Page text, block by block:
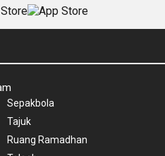
Sepakbola
Tajuk
Ruang Ramadhan